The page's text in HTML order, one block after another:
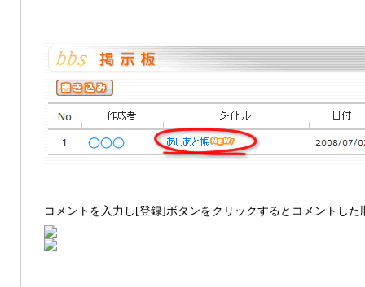
コメントを入力し[登録]ボタンをクリックするとコメントし